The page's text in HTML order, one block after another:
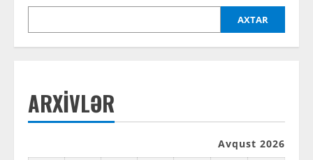
R
a
AXTAR
ARXIVLƏR
Avqust 2026